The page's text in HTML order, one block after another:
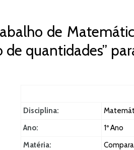
de
de quantidades”
Disciplina:
Ano:
1º Ano
Matéria: